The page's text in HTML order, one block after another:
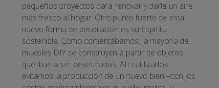
pequeños proyectos para renovar y darle un aire
más fresco al hogar. Otro punto fuerte de esta
nuevo forma de decoración es su espíritu
sostenible. Como comentábamos, la mayoría de
muebles DIY se construyen a partir de objetos
que iban a ser desechados. Al reutilizarlos
evitamos la producción de un nuevo bien –con los